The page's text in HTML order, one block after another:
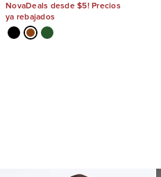
NovaDeals desde $5! Precios
ya rebajados